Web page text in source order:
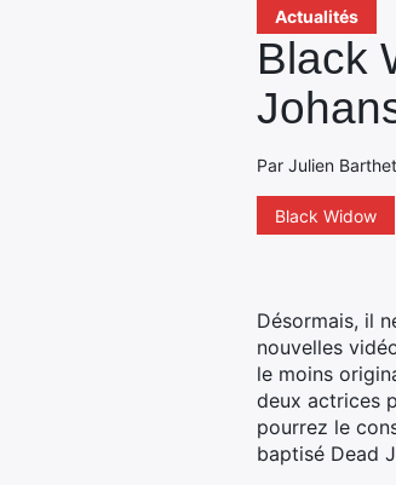
Actualités
Black
Par Julien
Black Widow
Désormais, il
nouvelles
le moins
deux actrices
pourrez le
baptisé Dead